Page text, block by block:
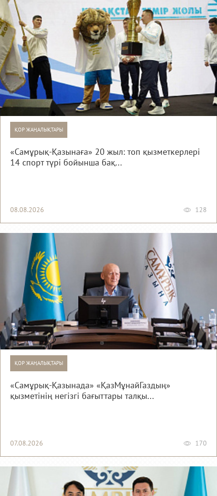
ҚОР ЖАҢАЛЫҚТАРЫ
«Самұрық-Қазынаға» 20 жыл: топ қызметкерлері
14 спорт түрі бойынша бақ...
08.08.2026 128
ҚОР ЖАҢАЛЫҚТАРЫ
«Самұрық-Қазынада» «ҚазМұнайГаздың»
қызметінің негізгі бағыттары талқы...
07.08.2026 170